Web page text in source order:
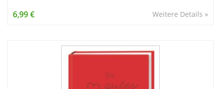
Young Adult
Weitere Details »
6,99 €